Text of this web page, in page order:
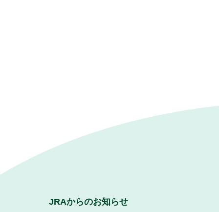
JRAからのお知らせ